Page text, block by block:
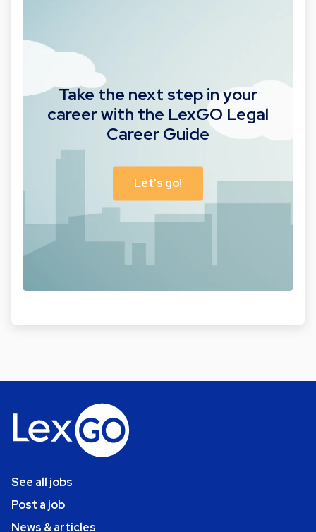
Take the next step in your
career with the LexGO Legal
Career Guide
Let's go!
See all jobs
Post a job
News & articles